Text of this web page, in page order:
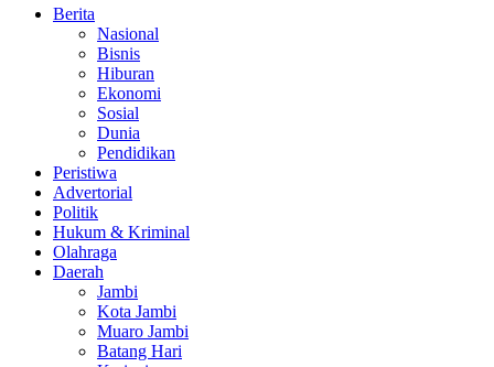
Berita
Nasional
Bisnis
Hiburan
Ekonomi
Sosial
Dunia
Pendidikan
Peristiwa
Advertorial
Politik
Hukum & Kriminal
Olahraga
Daerah
Jambi
Kota Jambi
Muaro Jambi
Batang Hari